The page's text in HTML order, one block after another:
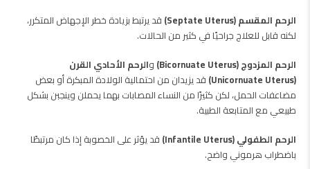
الرحم المقسم (Septate Uterus)
قد يرتبط بزيادة خطر الإجهاض المتكرر،
لكنه قابل للعلاج جراحيًا في كثير من الحالات.
الرحم المزدوج (Bicornuate Uterus)
والرحم الأحادي القرن
(Unicornuate Uterus)
قد يزيدان من احتمالية الولادة المبكرة أو بعض
مضاعفات الحمل، لكن كثيرًا من النساء المصابات بهما يحملن وينجبن بشكل
طبيعي مع المتابعة الطبية.
الرحم الطفولي (Infantile Uterus)
قد يؤثر على الخصوبة إذا كان مرتبطًا
باضطراب هرموني واضح.